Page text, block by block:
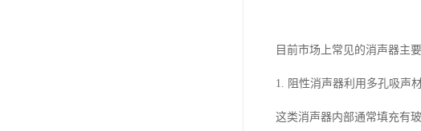
目前市场上常见的消声器主
1. 阻性消声器利用多孔吸声
这类消声器内部通常填充有